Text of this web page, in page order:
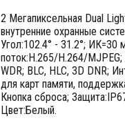
2 Мегапиксельная Dual
внутренние охранные
Угол:102.4° - 31.2°;
поток:H.265/H.264/
WDR; BLC, HLC, 3D DNR;
для карт памяти,
Кнопка сброса;
Цвет:Белый.